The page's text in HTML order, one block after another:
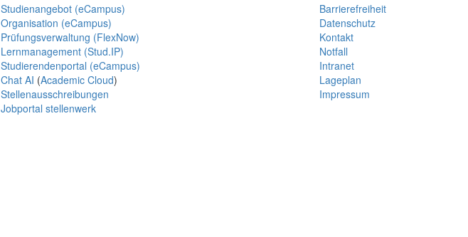
Studienangebot (eCampus)
Organisation (eCampus)
Prüfungsverwaltung (FlexNow)
Lernmanagement (Stud.IP)
Studierendenportal (eCampus)
Chat AI (Academic Cloud)
Stellenausschreibungen
Jobportal stellenwerk
Barrierefreiheit
Datenschutz
Kontakt
Notfall
Intranet
Lageplan
Impressum